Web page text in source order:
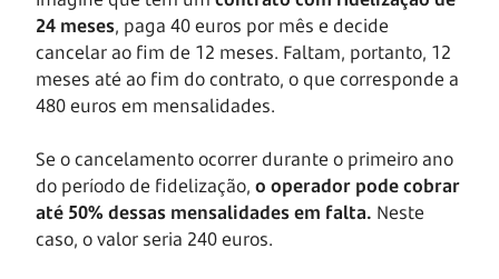
24 meses, paga 40 euros por mês e decide
cancelar ao fim de 12 meses. Faltam, portanto, 12
meses até ao fim do contrato, o que corresponde a
480 euros em mensalidades.
Se o cancelamento ocorrer durante o primeiro ano
do período de fidelização, o operador pode cobrar
até 50% dessas mensalidades em falta. Neste
caso, o valor seria 240 euros.